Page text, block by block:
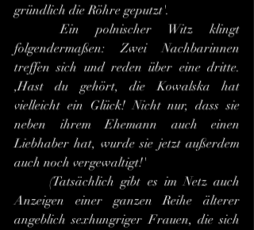
gründlich die Röhre geputzt'.
	Ein polnischer Witz klingt
folgendermaßen: Zwei Nachbarinnen
treffen sich und reden über eine dritte.
,Hast du gehört, die Kowalska hat
vielleicht ein Glück! Nicht nur, dass sie
neben ihrem Ehemann auch einen
Liebhaber hat, wurde sie jetzt außerdem
auch noch vergewaltigt!'
	(Tatsächlich gibt es im Netz auch
Anzeigen einer ganzen Reihe älterer
angeblich sexhungriger Frauen, die sich